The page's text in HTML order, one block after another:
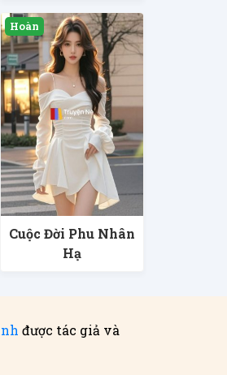
Cuộc Đời Phu Nhân
Hạ
được tác giả và